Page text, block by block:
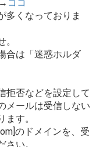
ココ
多くなっておりま
合は「迷惑ホルダ
拒否などを設定して
メールは受信しない
す。
のドメインを、受
い。